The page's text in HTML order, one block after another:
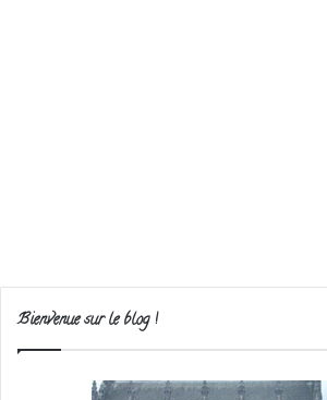
Bienvenue sur le blog !